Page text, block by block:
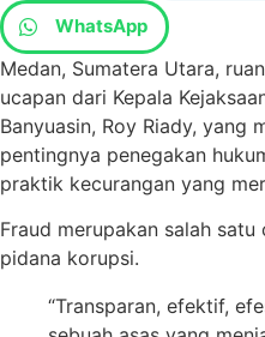
WhatsApp
Medan, Sumatera Utara,
ucapan dari Kepala
Banyuasin, Roy Riady, yang
pentingnya penegakan
praktik kecurangan yang
Fraud merupakan salah
pidana korupsi.
“Transparan, efektif,